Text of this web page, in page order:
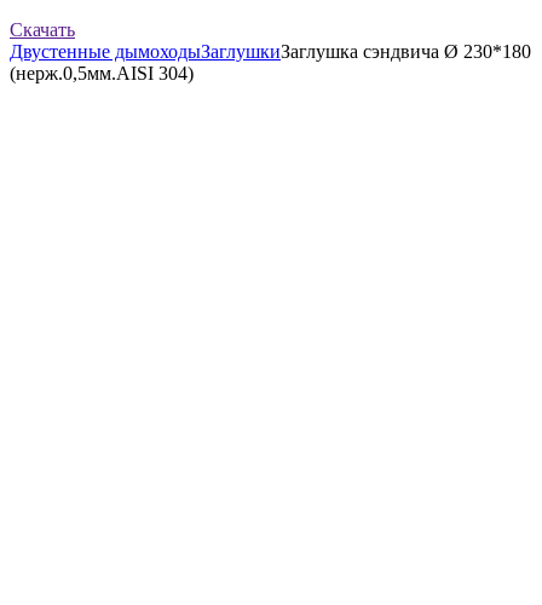
Скачать
Двустенные дымоходыЗаглушкиЗаглушка сэндвича Ø 230*180
(нерж.0,5мм.AISI 304)